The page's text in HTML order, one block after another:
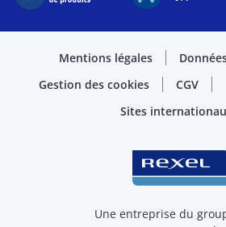
Mentions légales
Gestion des cookies
CGV
Sites
Une entreprise du